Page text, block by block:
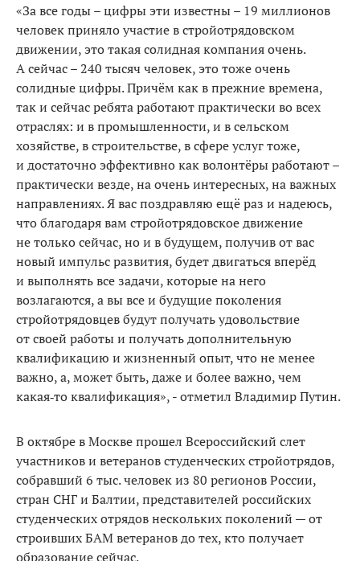
«За все годы – цифры эти известны – 19 миллионов
человек приняло участие в стройотрядовском
движении, это такая солидная компания очень.
А сейчас – 240 тысяч человек, это тоже очень
солидные цифры. Причём как в прежние времена,
так и сейчас ребята работают практически во всех
отраслях: и в промышленности, и в сельском
хозяйстве, в строительстве, в сфере услуг тоже,
и достаточно эффективно как волонтёры работают –
практически везде, на очень интересных, на важных
направлениях. Я вас поздравляю ещё раз и надеюсь,
что благодаря вам стройотрядовское движение
не только сейчас, но и в будущем, получив от вас
новый импульс развития, будет двигаться вперёд
и выполнять все задачи, которые на него
возлагаются, а вы все и будущие поколения
стройотрядовцев будут получать удовольствие
от своей работы и получать дополнительную
квалификацию и жизненный опыт, что не менее
важно, а, может быть, даже и более важно, чем
какая‑то квалификация», - отметил Владимир Путин.
В октябре в Москве прошел Всероссийский слет
участников и ветеранов студенческих стройотрядов,
собравший 6 тыс. человек из 80 регионов России,
стран СНГ и Балтии, представителей российских
студенческих отрядов нескольких поколений — от
строивших БАМ ветеранов до тех, кто получает
образование сейчас.